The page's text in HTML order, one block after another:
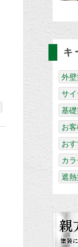
キ
外
サ
基
お
お
カ
遮